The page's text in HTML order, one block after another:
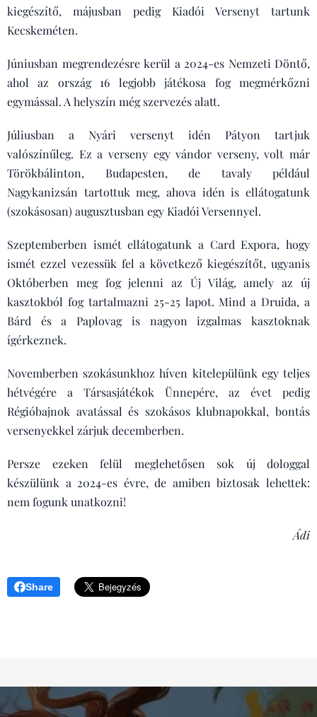
kiegészítő, májusban pedig Kiadói Versenyt tartunk
Kecskeméten.
Júniusban megrendezésre kerül a 2024-es Nemzeti Döntő,
ahol az ország 16 legjobb játékosa fog megmérkőzni
egymással. A helyszín még szervezés alatt.
Júliusban a Nyári versenyt idén Pátyon tartjuk
valószínűleg. Ez a verseny egy vándor verseny, volt már
Törökbálinton, Budapesten, de tavaly például
Nagykanizsán tartottuk meg, ahova idén is ellátogatunk
(szokásosan) augusztusban egy Kiadói Versennyel.
Szeptemberben ismét ellátogatunk a Card Expora, hogy
ismét ezzel vezessük fel a következő kiegészítőt, ugyanis
Októberben meg fog jelenni az Új Világ, amely az új
kasztokból fog tartalmazni 25-25 lapot. Mind a Druida, a
Bárd és a Paplovag is nagyon izgalmas kasztoknak
ígérkeznek.
Novemberben szokásunkhoz híven kitelepülünk egy teljes
hétvégére a Társasjátékok Ünnepére, az évet pedig
Régióbajnok avatással és szokásos klubnapokkal, bontás
versenyekkel zárjuk decemberben.
Persze ezeken felül meglehetősen sok új dologgal
készülünk a 2024-es évre, de amiben biztosak lehettek:
nem fogunk unatkozni!
Ádi
Share